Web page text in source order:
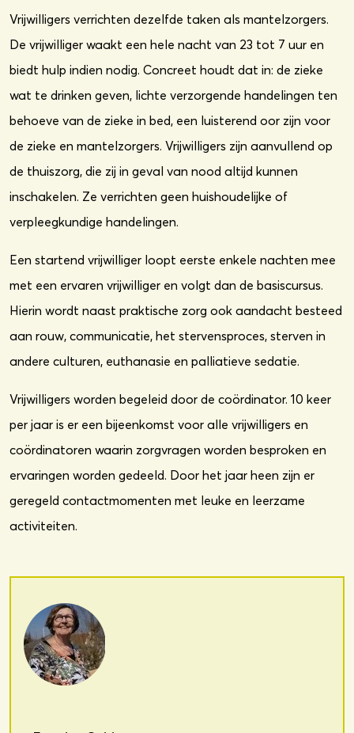
Vrijwilligers verrichten dezelfde taken als mantelzorgers.
De vrijwilliger waakt een hele nacht van 23 tot 7 uur en
biedt hulp indien nodig. Concreet houdt dat in: de zieke
wat te drinken geven, lichte verzorgende handelingen ten
behoeve van de zieke in bed, een luisterend oor zijn voor
de zieke en mantelzorgers. Vrijwilligers zijn aanvullend op
de thuiszorg, die zij in geval van nood altijd kunnen
inschakelen. Ze verrichten geen huishoudelijke of
verpleegkundige handelingen.
Een startend vrijwilliger loopt eerste enkele nachten mee
met een ervaren vrijwilliger en volgt dan de basiscursus.
Hierin wordt naast praktische zorg ook aandacht besteed
aan rouw, communicatie, het stervensproces, sterven in
andere culturen, euthanasie en palliatieve sedatie.
Vrijwilligers worden begeleid door de coördinator. 10 keer
per jaar is er een bijeenkomst voor alle vrijwilligers en
coördinatoren waarin zorgvragen worden besproken en
ervaringen worden gedeeld. Door het jaar heen zijn er
geregeld contactmomenten met leuke en leerzame
activiteiten.